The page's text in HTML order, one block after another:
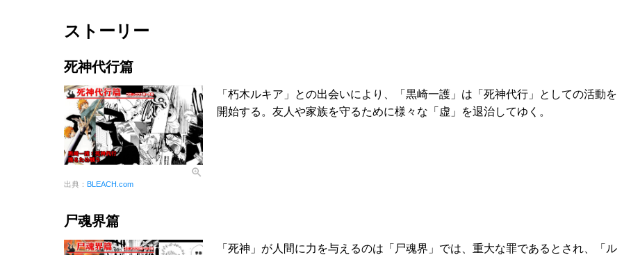
ストーリー
死神代行篇
出典： BLEACH.com
「朽木ルキア」との出会いにより、「黒崎一護」は「死神代行」としての活動を
開始する。友人や家族を守るために様々な「虚」を退治してゆく。
尸魂界篇
「死神」が人間に力を与えるのは「尸魂界」では、重大な罪であるとされ、「ル